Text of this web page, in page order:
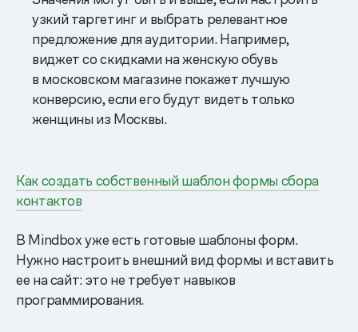
узкий таргетинг и выбрать релевантное
предложение для аудитории. Например,
виджет со скидками на женскую обувь
в московском магазине покажет лучшую
конверсию, если его будут видеть только
женщины из Москвы.
Как создать собственный шаблон формы сбора
контактов
В Mindbox уже есть готовые шаблоны форм.
Нужно настроить внешний вид формы и вставить
ее на сайт: это не требует навыков
программирования.